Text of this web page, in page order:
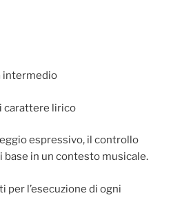
intermedio
carattere lirico
espressivo, il controllo
base in un contesto musicale.
per l’esecuzione di ogni